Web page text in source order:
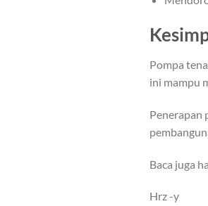
Pompa
ini mampu
Penerapan
Baca juga
Hrz -y